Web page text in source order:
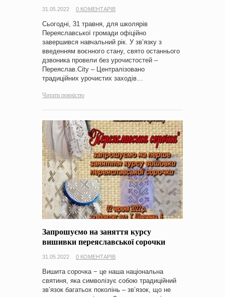
31.05.2022 0 КОМЕНТАРІВ
Сьогодні, 31 травня, для школярів
Переяславської громади офіційно
завершився навчальний рік. У зв’язку з
введенням воєнного стану, свято останнього
дзвоника провели без урочистостей –
Переяслав.City – Централізовано
традиційних урочистих заходів…
Читати повністю
Запрошуємо на заняття курсу
вишивки переяславської сорочки
31.05.2022 0 КОМЕНТАРІВ
Вишита сорочка − це наша національна
святиня, яка символізує собою традиційний
зв’язок багатьох поколінь – зв’язок, що не